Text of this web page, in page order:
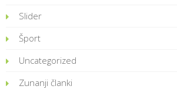
Slider
Šport
Uncategorized
Zunanji članki